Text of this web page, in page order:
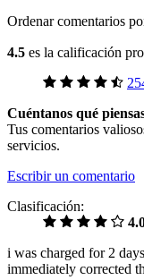
Ordenar comentarios
4.5 es la calificación
Cuéntanos qué
Tus comentarios
servicios.
Escribir un comentario
Clasificación:
i was charged for 2
immediately corrected